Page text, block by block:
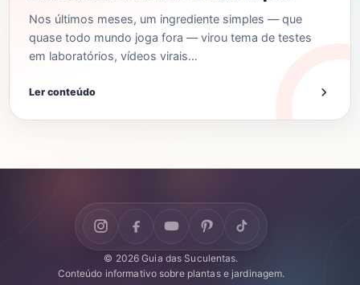
Nos últimos meses, um ingrediente simples — que
quase todo mundo joga fora — virou tema de testes
em laboratórios, vídeos virais…
Ler conteúdo
© 2026 Guia das Suculentas.
Conteúdo informativo sobre plantas e jardinagem.